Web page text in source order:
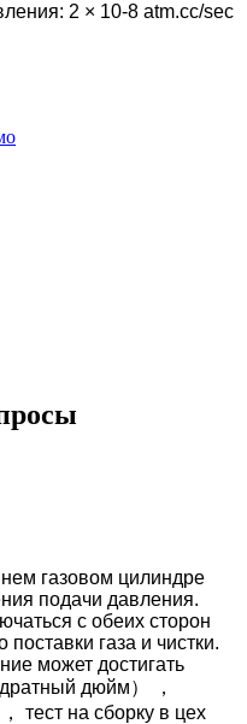
2 × 10-8 atm.cc/sec
газовом цилиндре
подачи давления.
с обеих сторон
газа и чистки.
может достигать
дюйм） ，
тест на сборку в цех